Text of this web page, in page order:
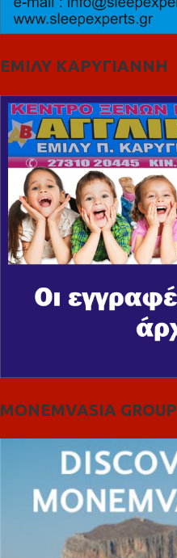
ΕΜΙΛΥ ΚΑΡΥΓΙΑΝΝΗ
MONEMVASIA GROUP